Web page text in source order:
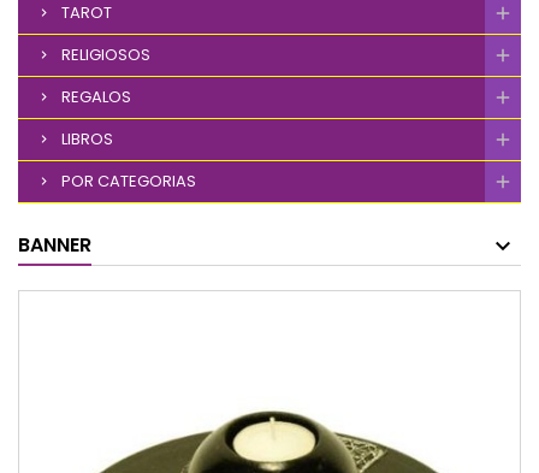
TAROT
RELIGIOSOS
REGALOS
LIBROS
POR CATEGORIAS
BANNER